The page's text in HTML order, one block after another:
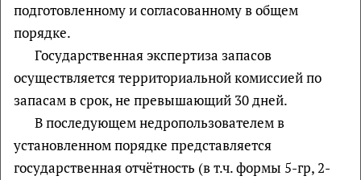
подготовленному и согласованному в общем
порядке.
Государственная экспертиза запасов
осуществляется территориальной комиссией по
запасам в срок, не превышающий 30 дней.
В последующем недропользователем в
установленном порядке представляется
государственная отчётность (в т.ч. формы 5-гр, 2-